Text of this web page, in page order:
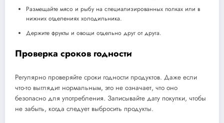
Размещайте мясо и рыбу на специализированных полках или в
нижних отделениях холодильника.
Держите фрукты и овощи отдельно друг от друга.
Проверка сроков годности
Регулярно проверяйте сроки годности продуктов. Даже если
что-то выглядит нормальным, это не означает, что оно
безопасно для употребления. Записывайте дату покупки, чтобы
не забыть, когда следует выбросить продукты.